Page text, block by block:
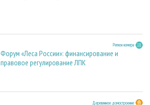
Регион номера
Форум «Леса России»: финансирование и
правовое регулирование ЛПК
Деревянное домостроение